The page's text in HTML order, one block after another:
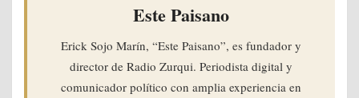
Este Paisano
Erick Sojo Marín, “Este Paisano”, es fundador y
director de Radio Zurqui. Periodista digital y
comunicador político con amplia experiencia en